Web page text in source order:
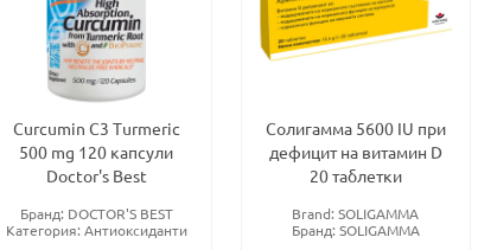
Curcumin C3 Turmeric
500 mg 120 капсули
Doctor's Best
Бранд: DOCTOR'S BEST
Категория: Антиоксиданти
Солигамма 5600 IU при
дефицит на витамин D
20 таблетки
Brand:SOLIGAMMA
Бранд: SOLIGAMMA